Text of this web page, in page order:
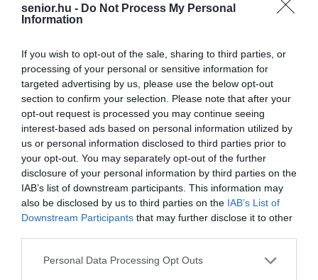
senior.hu - Do Not Process My Personal
Information
If you wish to opt-out of the sale, sharing to third parties, or
processing of your personal or sensitive information for
targeted advertising by us, please use the below opt-out
section to confirm your selection. Please note that after your
opt-out request is processed you may continue seeing
interest-based ads based on personal information utilized by
us or personal information disclosed to third parties prior to
your opt-out. You may separately opt-out of the further
disclosure of your personal information by third parties on the
IAB’s list of downstream participants. This information may
also be disclosed by us to third parties on the IAB’s List of
Downstream Participants that may further disclose it to other
Please note that this website/app uses one or more Google
Personal Data Processing Opt Outs
ALVÁS